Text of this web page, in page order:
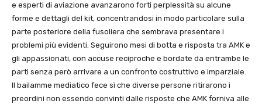
e esperti di aviazione avanzarono forti perplessità su alcune
forme e dettagli del kit, concentrandosi in modo particolare sulla
parte posteriore della fusoliera che sembrava presentare i
problemi più evidenti. Seguirono mesi di botta e risposta tra AMK e
gli appassionati, con accuse reciproche e bordate da entrambe le
parti senza però arrivare a un confronto costruttivo e imparziale.
Il bailamme mediatico fece sì che diverse persone ritirarono i
preordini non essendo convinti dalle risposte che AMK forniva alle